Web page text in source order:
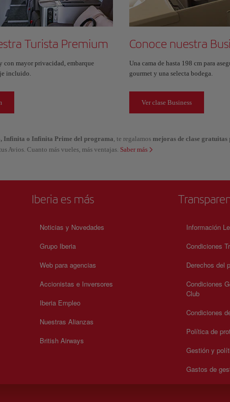
Turista Premium
con mayor privacidad, embarque
incluido.
Conoce nuestra
Una cama de hasta 198 cm para
gourmet y una selecta bodega.
Ver clase Business
Infinita o Infinita Prime del programa, te regalamos mejoras de clase gratuitas
Avios. Cuanto más vueles, más ventajas. Saber más
Iberia es más
Noticias y Novedades
Grupo Iberia
Web para agencias
Accionistas e Inversores
Iberia Empleo
Nuestras Alianzas
British Airways
Información
Condiciones
Derechos del
Condiciones
Club
Condiciones
Política de
Gestión y
Gastos de